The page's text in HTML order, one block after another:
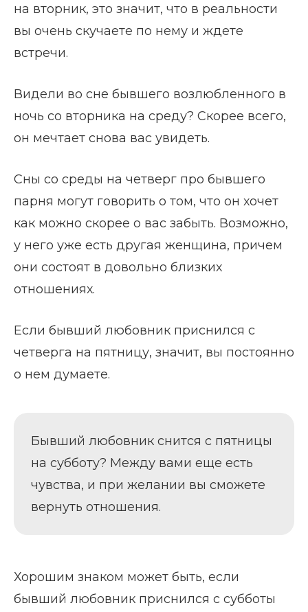
на вторник, это значит, что в реальности
вы очень скучаете по нему и ждете
встречи.
Видели во сне бывшего возлюбленного в
ночь со вторника на среду? Скорее всего,
он мечтает снова вас увидеть.
Сны со среды на четверг про бывшего
парня могут говорить о том, что он хочет
как можно скорее о вас забыть. Возможно,
у него уже есть другая женщина, причем
они состоят в довольно близких
отношениях.
Если бывший любовник приснился с
четверга на пятницу, значит, вы постоянно
о нем думаете.
Бывший любовник снится с пятницы
на субботу? Между вами еще есть
чувства, и при желании вы сможете
вернуть отношения.
Хорошим знаком может быть, если
бывший любовник приснился с субботы